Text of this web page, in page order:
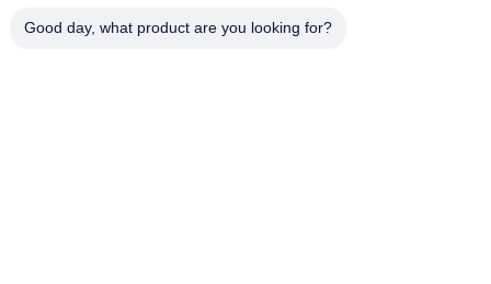
Good day, what product are you looking for?